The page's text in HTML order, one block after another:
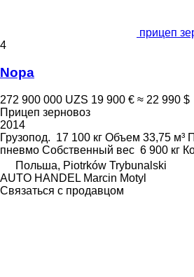
прицеп
4
Nopa
272 900 000 UZS 19 900 € ≈ 22 990 $
Прицеп зерновоз
2014
Грузопод. 17 100 кг Объем 33,75 м³
пневмо Собственный вес 6 900 кг
Польша, Piotrków Trybunalski
AUTO HANDEL Marcin Motyl
Связаться с продавцом